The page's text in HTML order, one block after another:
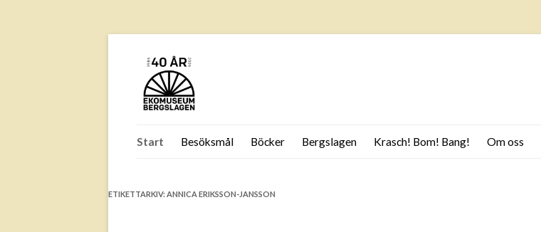
till
Start Besöksmål Böcker Bergslagen Krasch! Bom! Bang! Om oss
ETIKETTARKIV: ANNICA ERIKSSON-JANSSON